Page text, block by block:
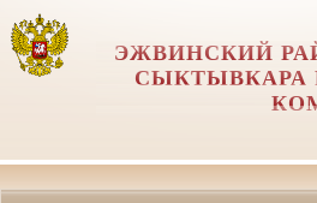
ЭЖВИНСКИЙ
СЫКТЫВКАРА